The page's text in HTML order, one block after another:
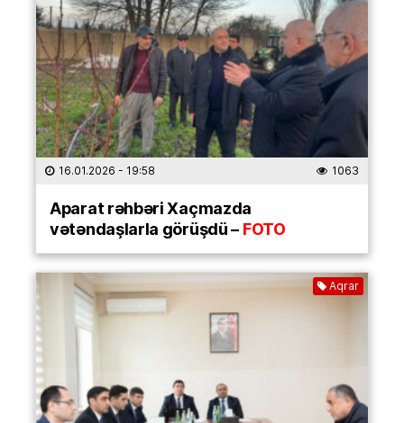
16.01.2026 - 19:58 1063
Aparat rəhbəri Xaçmazda
vətəndaşlarla görüşdü –FOTO
Aqrar